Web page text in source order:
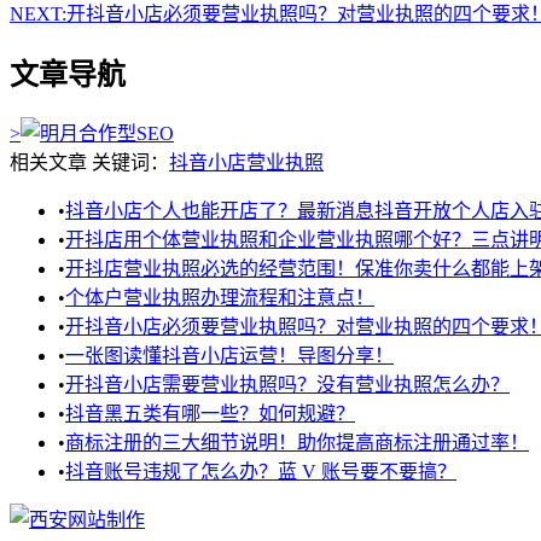
NEXT:开抖音小店必须要营业执照吗？对营业执照的四个要求！
文章导航
>
相关文章 关键词： 抖音小店营业执照
•抖音小店个人也能开店了？最新消息抖音开放个人店入
•开抖店用个体营业执照和企业营业执照哪个好？三点讲
•开抖店营业执照必选的经营范围！保准你卖什么都能上
•个体户营业执照办理流程和注意点！
•开抖音小店必须要营业执照吗？对营业执照的四个要求！
•一张图读懂抖音小店运营！导图分享！
•开抖音小店需要营业执照吗？没有营业执照怎么办？
•抖音黑五类有哪一些？如何规避？
•商标注册的三大细节说明！助你提高商标注册通过率！
•抖音账号违规了怎么办？蓝 V 账号要不要搞？